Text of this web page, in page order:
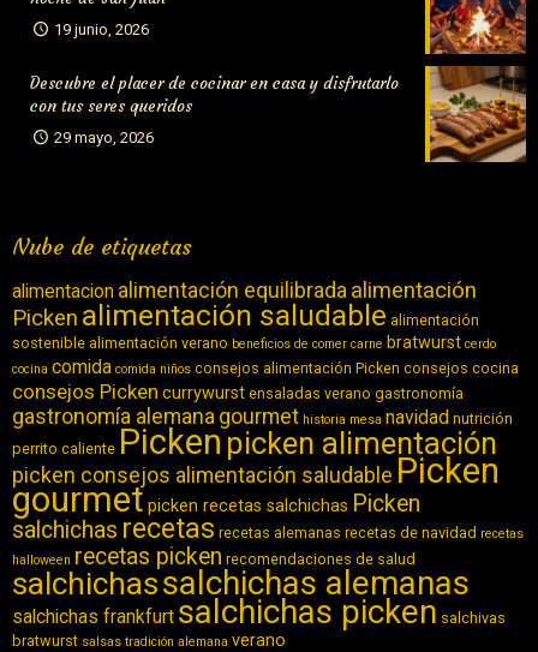
19 junio, 2026
Descubre el placer de cocinar en casa y disfrutarlo
con tus seres queridos
29 mayo, 2026
Nube de etiquetas
alimentacion alimentación equilibrada alimentación
Picken alimentación saludable alimentación
sostenible alimentación verano beneficios de comer carne bratwurst cerdo
cocina comida comida niños consejos alimentación Picken consejos cocina
consejos Picken currywurst ensaladas verano gastronomía
gastronomía alemana gourmet historia mesa navidad nutrición
perrito caliente Pickenpicken alimentación
picken consejos alimentación saludable Picken
gourmetpicken recetas salchichas Picken
salchichas recetas recetas alemanas recetas de navidad recetas
halloween recetas picken recomendaciones de salud
salchichassalchichas alemanas
salchichas frankfurt salchichas picken salchivas
bratwurst salsas tradición alemana verano